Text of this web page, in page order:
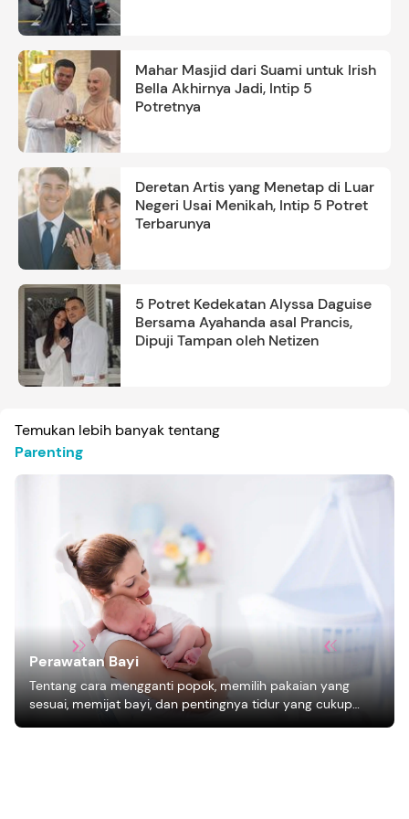
Mahar Masjid dari Suami untuk Irish
Bella Akhirnya Jadi, Intip 5
Potretnya
Deretan Artis yang Menetap di Luar
Negeri Usai Menikah, Intip 5 Potret
Terbarunya
5 Potret Kedekatan Alyssa Daguise
Bersama Ayahanda asal Prancis,
Dipuji Tampan oleh Netizen
Temukan lebih banyak tentang
Parenting
Perawatan Bayi
Tentang cara mengganti popok, memilih pakaian yang
sesuai, memijat bayi, dan pentingnya tidur yang cukup
bagi pertumbuhan bayi.